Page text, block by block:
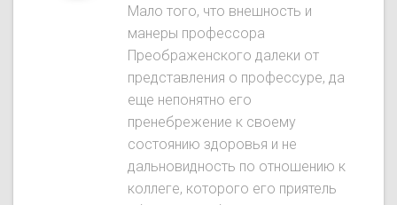
Мало того, что внешность и
манеры профессора
Преображенского далеки от
представления о профессуре, да
еще непонятно его
пренебрежение к своему
состоянию здоровья и не
дальновидность по отношению к
коллеге, которого его приятель